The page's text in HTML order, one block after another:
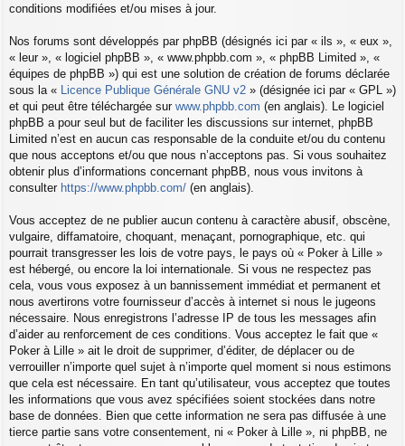
conditions modifiées et/ou mises à jour.
Nos forums sont développés par phpBB (désignés ici par « ils », « eux »,
« leur », « logiciel phpBB », « www.phpbb.com », « phpBB Limited », «
équipes de phpBB ») qui est une solution de création de forums déclarée
sous la « Licence Publique Générale GNU v2 » (désignée ici par « GPL »)
et qui peut être téléchargée sur www.phpbb.com (en anglais). Le logiciel
phpBB a pour seul but de faciliter les discussions sur internet, phpBB
Limited n’est en aucun cas responsable de la conduite et/ou du contenu
que nous acceptons et/ou que nous n’acceptons pas. Si vous souhaitez
obtenir plus d’informations concernant phpBB, nous vous invitons à
consulter https://www.phpbb.com/ (en anglais).
Vous acceptez de ne publier aucun contenu à caractère abusif, obscène,
vulgaire, diffamatoire, choquant, menaçant, pornographique, etc. qui
pourrait transgresser les lois de votre pays, le pays où « Poker à Lille »
est hébergé, ou encore la loi internationale. Si vous ne respectez pas
cela, vous vous exposez à un bannissement immédiat et permanent et
nous avertirons votre fournisseur d’accès à internet si nous le jugeons
nécessaire. Nous enregistrons l’adresse IP de tous les messages afin
d’aider au renforcement de ces conditions. Vous acceptez le fait que «
Poker à Lille » ait le droit de supprimer, d’éditer, de déplacer ou de
verrouiller n’importe quel sujet à n’importe quel moment si nous estimons
que cela est nécessaire. En tant qu’utilisateur, vous acceptez que toutes
les informations que vous avez spécifiées soient stockées dans notre
base de données. Bien que cette information ne sera pas diffusée à une
tierce partie sans votre consentement, ni « Poker à Lille », ni phpBB, ne